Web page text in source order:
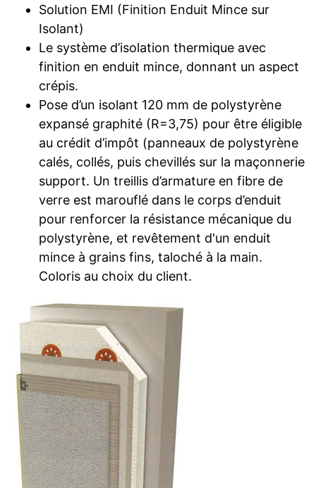
Solution EMI (Finition Enduit Mince sur
Isolant)
Le système d’isolation thermique avec
finition en enduit mince, donnant un aspect
crépis.
Pose d’un isolant 120 mm de polystyrène
expansé graphité (R=3,75) pour être éligible
au crédit d’impôt (panneaux de polystyrène
calés, collés, puis chevillés sur la maçonnerie
support. Un treillis d’armature en fibre de
verre est marouflé dans le corps d’enduit
pour renforcer la résistance mécanique du
polystyrène, et revêtement d'un enduit
mince à grains fins, taloché à la main.
Coloris au choix du client.